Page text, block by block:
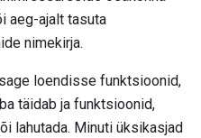
aeg-ajalt tasuta
nimekirja.
loendisse funktsioonid,
täidab ja funktsioonid,
lahutada. Minuti üksikasjad